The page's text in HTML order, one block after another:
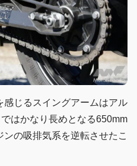
じるスイングアームはアル
はかなり長めとなる650mm
の吸排気系を逆転させたこ